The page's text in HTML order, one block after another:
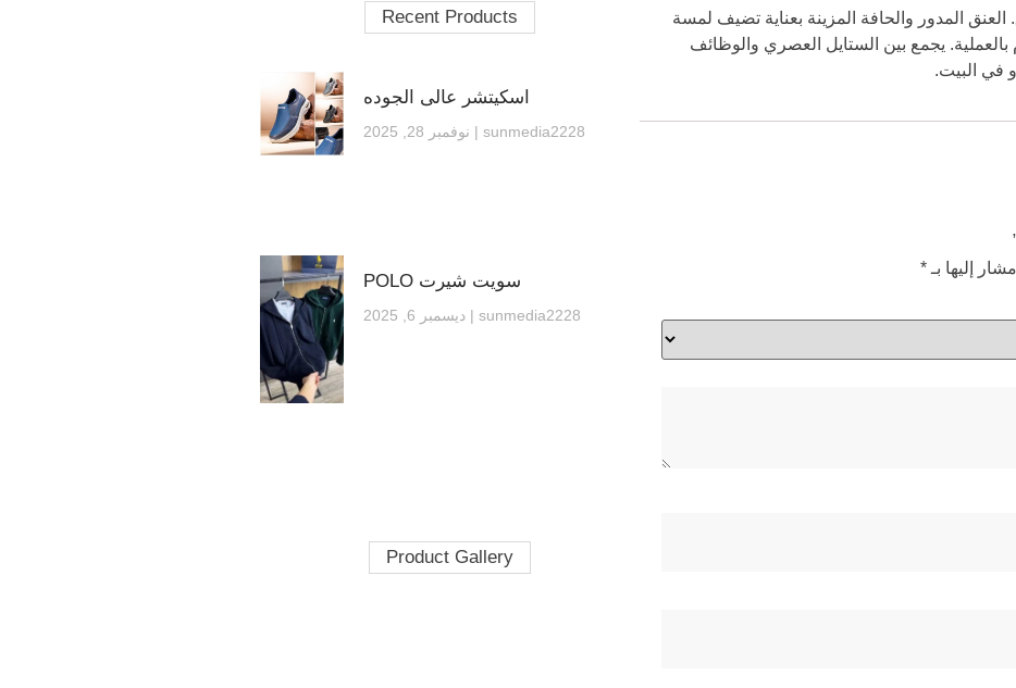
المدور والحافة المزينة بعناية تضيف لمسة
بالعملية. يجمع بين الستايل العصري والوظائف
في البيت.
إليها بـ *
Recent Products
اسكيتشر عالى الجوده
sunmedia2228 نوفمبر 28, 2025
سويت شيرت POLO
sunmedia2228 ديسمبر 6, 2025
Product Gallery